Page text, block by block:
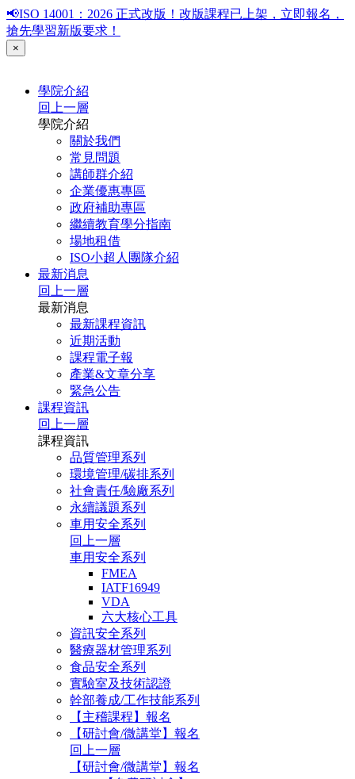
📢ISO 14001：2026 正式改版！改版課程已上架，立即報名，
搶先學習新版要求！
×
學院介紹
回上一層
學院介紹
關於我們
常見問題
講師群介紹
企業優惠專區
政府補助專區
繼續教育學分指南
場地租借
ISO小超人團隊介紹
最新消息
回上一層
最新消息
最新課程資訊
近期活動
課程電子報
產業&文章分享
緊急公告
課程資訊
回上一層
課程資訊
品質管理系列
環境管理/碳排系列
社會責任/驗廠系列
永續議題系列
車用安全系列
回上一層
車用安全系列
FMEA
IATF16949
VDA
六大核心工具
資訊安全系列
醫療器材管理系列
食品安全系列
實驗室及技術認證
幹部養成/工作技能系列
【主稽課程】報名
【研討會/微講堂】報名
回上一層
【研討會/微講堂】報名